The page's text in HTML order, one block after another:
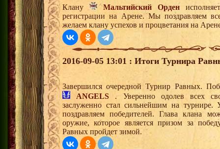
Клану Мальтийский Орден
регистрации на Арене. Мы поздравляем
желаем клану успехов и процветания на
2016-09-05 13:01 : Итоги Турнира
Завершился очередной Турнир Равных.
ANGELS . Уверенно одолев всех
заслуженно стал сильнейшим на турнире.
поздравляем победителей. Глава клана
оружие, которое является призом за
Равных пройдет зимой.